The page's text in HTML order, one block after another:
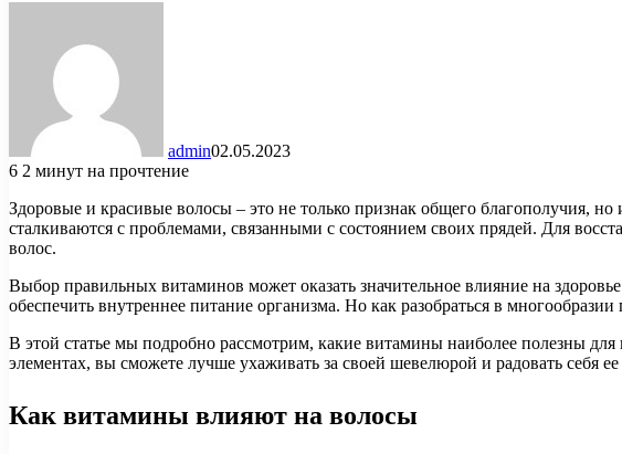
admin02.05.2023
6 2 минут на прочтение
Здоровые и красивые волосы – это не только признак общего благополучия,
сталкиваются с проблемами, связанными с состоянием своих прядей. Для
волос.
Выбор правильных витаминов может оказать значительное влияние на
обеспечить внутреннее питание организма. Но как разобраться в
В этой статье мы подробно рассмотрим, какие витамины наиболее полезны
элементах, вы сможете лучше ухаживать за своей шевелюрой и радовать себя
Как витамины влияют на волосы